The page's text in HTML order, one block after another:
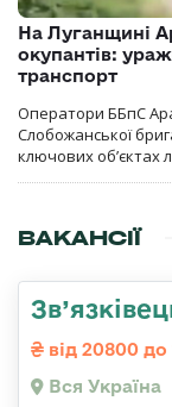
На Луганщині
окупантів:
транспорт
Оператори ББпС
Слобожанської
ключових об’єктах
ВАКАНСІЇ
від 20800
Вся Україна